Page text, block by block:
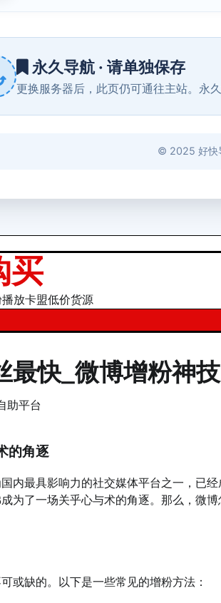
买
放卡盟低价货源
最快_微博增粉神技
助平台
的角逐
内最具影响力的社交媒体平台之一，已
为了一场关乎心与术的角逐。那么，微
或缺的。以下是一些常见的增粉方法：